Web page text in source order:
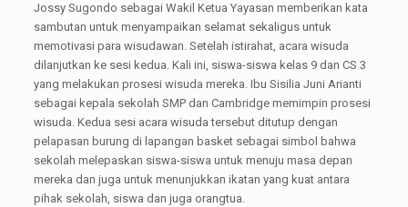
Jossy Sugondo sebagai Wakil Ketua Yayasan memberikan kata
sambutan untuk menyampaikan selamat sekaligus untuk
memotivasi para wisudawan. Setelah istirahat, acara wisuda
dilanjutkan ke sesi kedua. Kali ini, siswa-siswa kelas 9 dan CS 3
yang melakukan prosesi wisuda mereka. Ibu Sisilia Juni Arianti
sebagai kepala sekolah SMP dan Cambridge memimpin prosesi
wisuda. Kedua sesi acara wisuda tersebut ditutup dengan
pelapasan burung di lapangan basket sebagai simbol bahwa
sekolah melepaskan siswa-siswa untuk menuju masa depan
mereka dan juga untuk menunjukkan ikatan yang kuat antara
pihak sekolah, siswa dan juga orangtua.